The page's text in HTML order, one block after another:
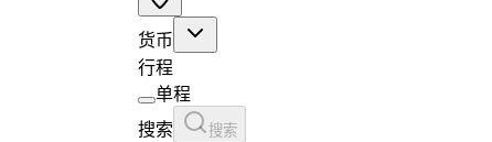
货币
行程
单程
搜索
搜索